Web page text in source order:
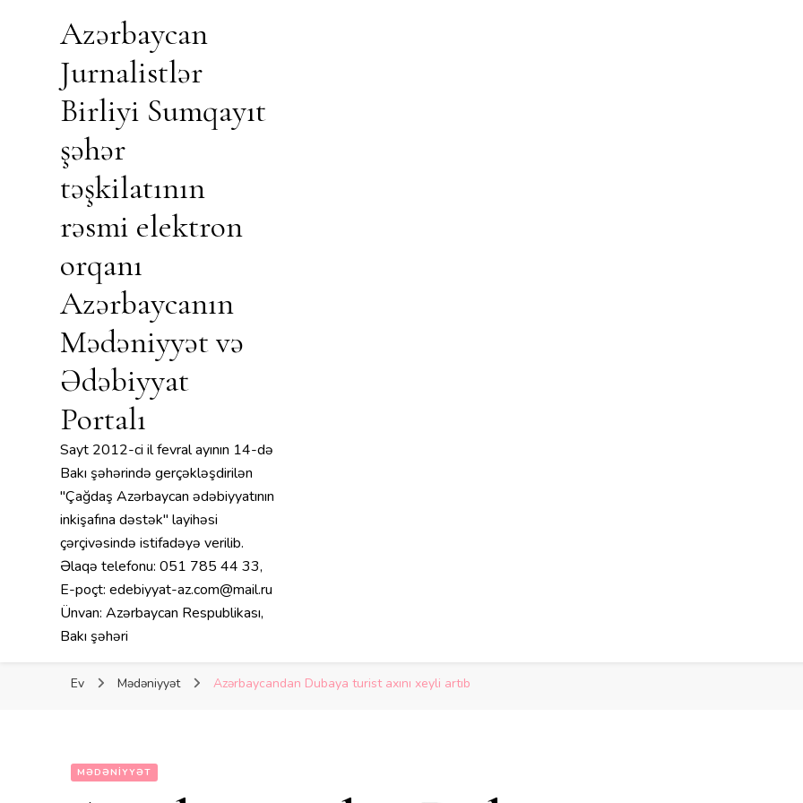
Azərbaycan
Jurnalistlər
Birliyi Sumqayıt
şəhər
təşkilatının
rəsmi elektron
orqanı
Azərbaycanın
Mədəniyyət və
Ədəbiyyat
Portalı
Sayt 2012-ci il fevral ayının 14-də
Bakı şəhərində gerçəkləşdirilən
"Çağdaş Azərbaycan ədəbiyyatının
inkişafına dəstək" layihəsi
çərçivəsində istifadəyə verilib.
Əlaqə telefonu: 051 785 44 33,
E-poçt: edebiyyat-az.com@mail.ru
Ünvan: Azərbaycan Respublikası,
Bakı şəhəri
Ev Mədəniyyət Azərbaycandan Dubaya turist axını xeyli artıb
MƏDƏNIYYƏT